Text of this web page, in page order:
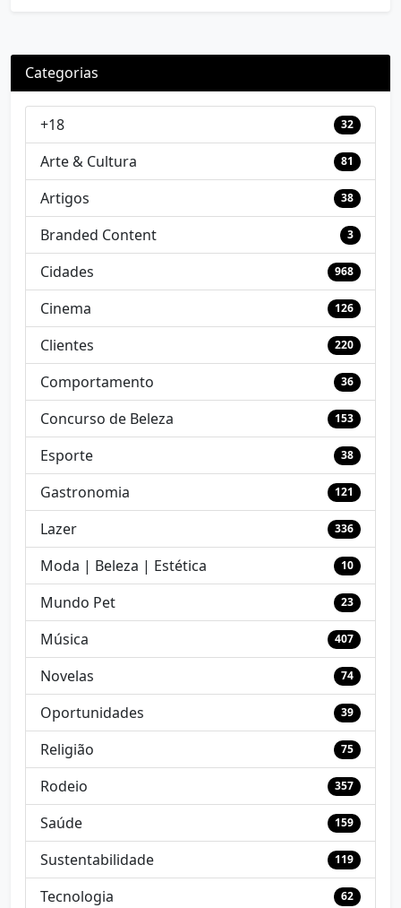
Categorias
+18 32
Arte & Cultura 81
Artigos 38
Branded Content 3
Cidades 968
Cinema 126
Clientes 220
Comportamento 36
Concurso de Beleza 153
Esporte 38
Gastronomia 121
Lazer 336
Moda | Beleza | Estética 10
Mundo Pet 23
Música 407
Novelas 74
Oportunidades 39
Religião 75
Rodeio 357
Saúde 159
Sustentabilidade 119
Tecnologia 62